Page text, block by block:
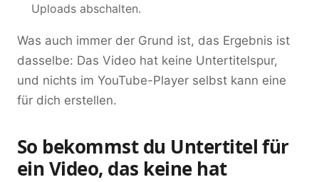
Uploads abschalten.
Was auch immer der Grund ist, das Ergebnis ist
dasselbe: Das Video hat keine Untertitelspur,
und nichts im YouTube-Player selbst kann eine
für dich erstellen.
So bekommst du Untertitel für
ein Video, das keine hat